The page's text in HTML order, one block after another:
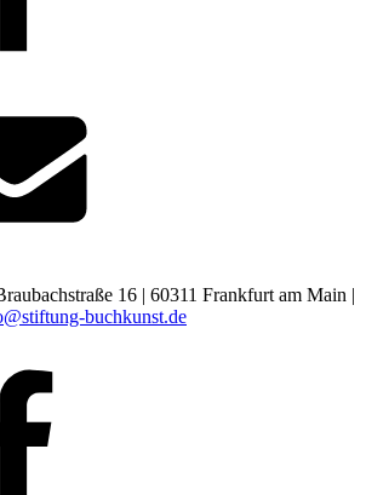
16 | 60311 Frankfurt am Main |
buchkunst.de